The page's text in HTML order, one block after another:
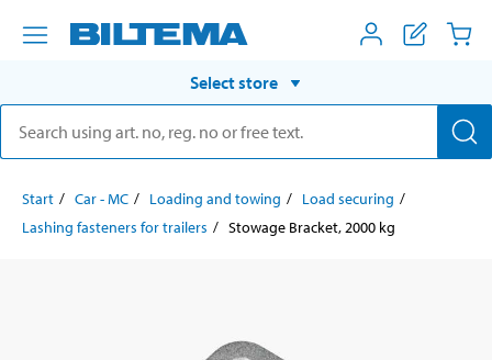
Select store
Start Car - MC Loading and towing
Load securing
Lashing fasteners for trailers
Stowage Bracket, 2000 kg